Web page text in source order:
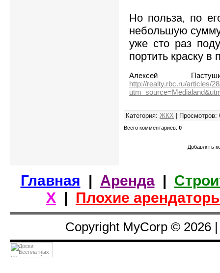
Но польза, по
небольшую сумму
уже сто раз
портить краску в
Алексей
http://realty.rbc.ru/articles/
Категория: ЖКХ Просмотров:
Всего комментариев: 0
Добавлять
Главная | Аренда|
Х | Плохие
Copyright MyCorp © 2026